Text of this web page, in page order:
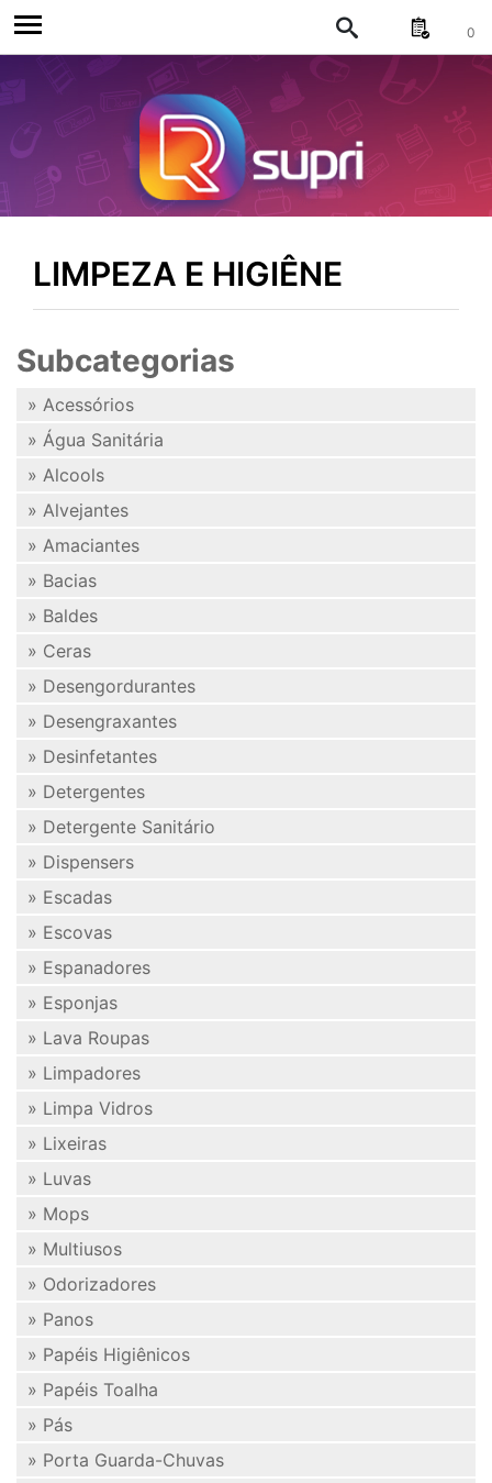
0
LIMPEZA E HIGIÊNE
Subcategorias
» Acessórios
» Água Sanitária
» Alcools
» Alvejantes
» Amaciantes
» Bacias
» Baldes
» Ceras
» Desengordurantes
» Desengraxantes
» Desinfetantes
» Detergentes
» Detergente Sanitário
» Dispensers
» Escadas
» Escovas
» Espanadores
» Esponjas
» Lava Roupas
» Limpadores
» Limpa Vidros
» Lixeiras
» Luvas
» Mops
» Multiusos
» Odorizadores
» Panos
» Papéis Higiênicos
» Papéis Toalha
» Pás
» Porta Guarda-Chuvas